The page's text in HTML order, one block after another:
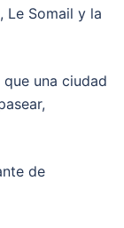
Le Somail y la
una ciudad
de